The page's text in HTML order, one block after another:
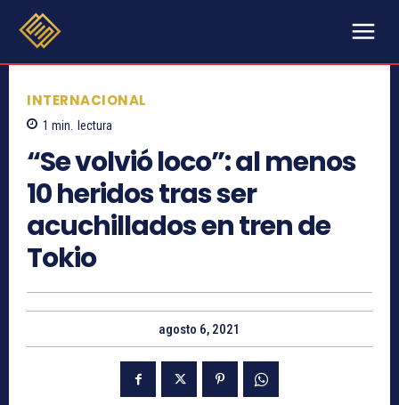
INTERNACIONAL
1 min. lectura
“Se volvió loco”: al menos
10 heridos tras ser
acuchillados en tren de
Tokio
agosto 6, 2021